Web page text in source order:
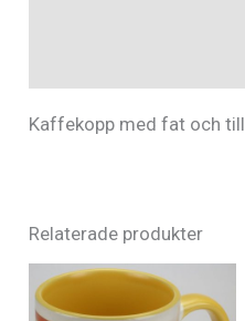
Kaffekopp med fat och
Relaterade produkter